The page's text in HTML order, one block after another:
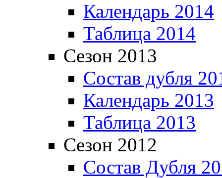
Календарь 2014
Таблица 2014
Сезон 2013
Состав дубля
Календарь 2013
Таблица 2013
Сезон 2012
Состав Дубля